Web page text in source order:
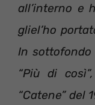
all’interno e
gliel’ho
In
“Più di
“Catene” del